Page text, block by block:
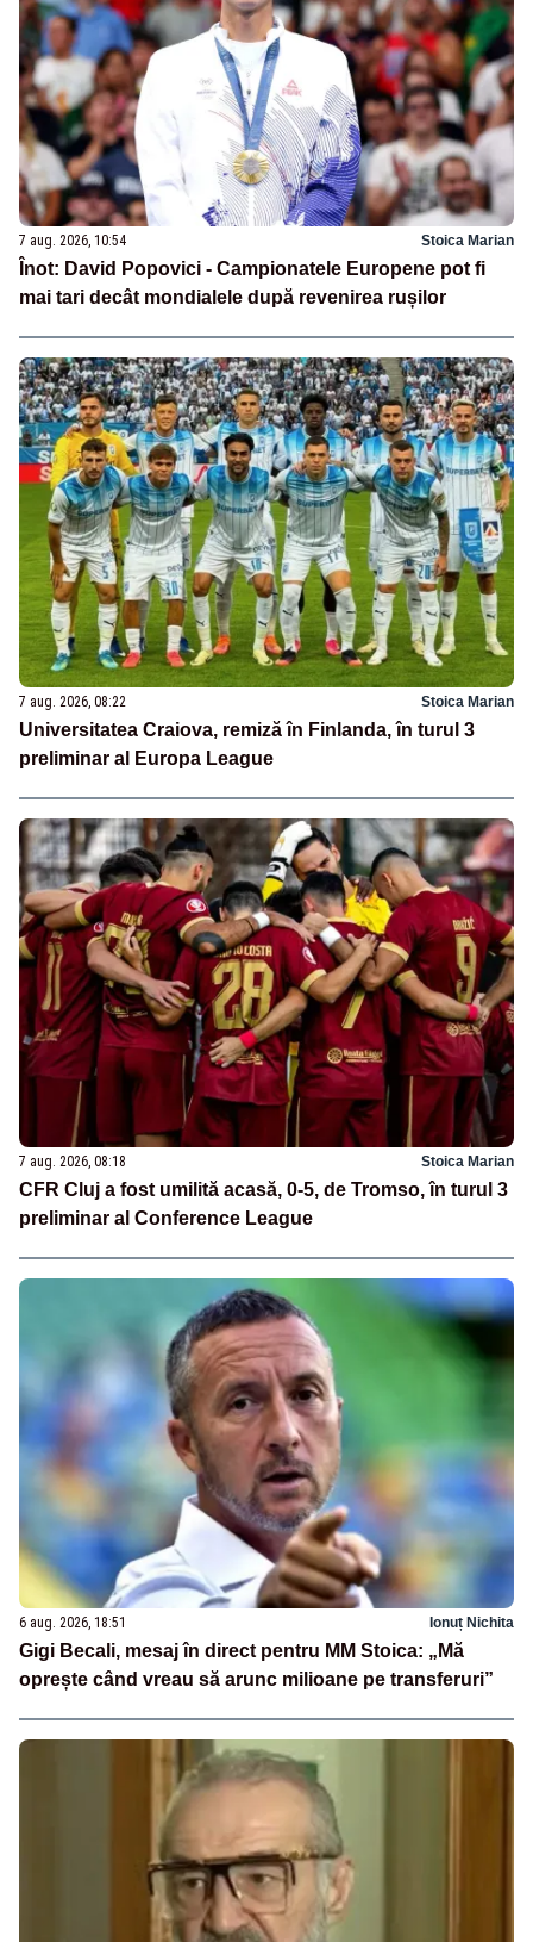
7 aug. 2026, 10:54 Stoica Marian
Înot: David Popovici - Campionatele Europene pot fi
mai tari decât mondialele după revenirea rușilor
7 aug. 2026, 08:22 Stoica Marian
Universitatea Craiova, remiză în Finlanda, în turul 3
preliminar al Europa League
7 aug. 2026, 08:18 Stoica Marian
CFR Cluj a fost umilită acasă, 0-5, de Tromso, în turul 3
preliminar al Conference League
6 aug. 2026, 18:51 Ionuț Nichita
Gigi Becali, mesaj în direct pentru MM Stoica: „Mă
oprește când vreau să arunc milioane pe transferuri”